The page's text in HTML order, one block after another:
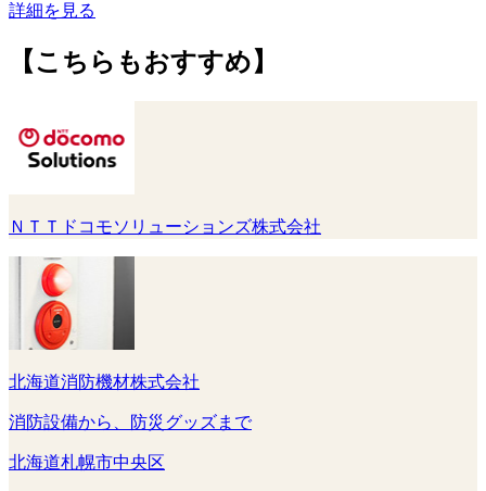
詳細を見る
【こちらもおすすめ】
ＮＴＴドコモソリューションズ株式会社
北海道消防機材株式会社
消防設備から、防災グッズまで
北海道札幌市中央区